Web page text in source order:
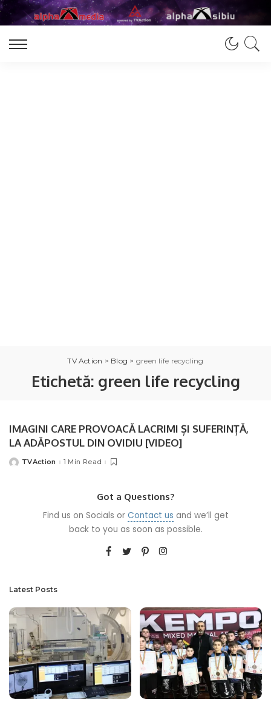
TV Action > Blog > green life recycling
Etichetă: green life recycling
IMAGINI CARE PROVOACĂ LACRIMI ȘI SUFERINȚĂ,
LA ADĂPOSTUL DIN OVIDIU [VIDEO]
PostedTVAction 1 Min Read
Got a Questions?
Find us on Socials or Contact us and we’ll get
back to you as soon as possible.
Latest Posts